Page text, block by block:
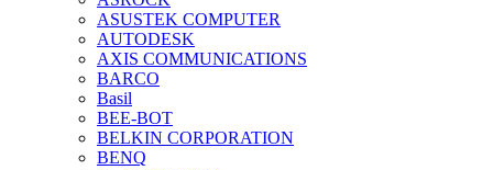
ASUSTEK COMPUTER
AUTODESK
AXIS COMMUNICATIONS
BARCO
Basil
BEE-BOT
BELKIN CORPORATION
BENQ